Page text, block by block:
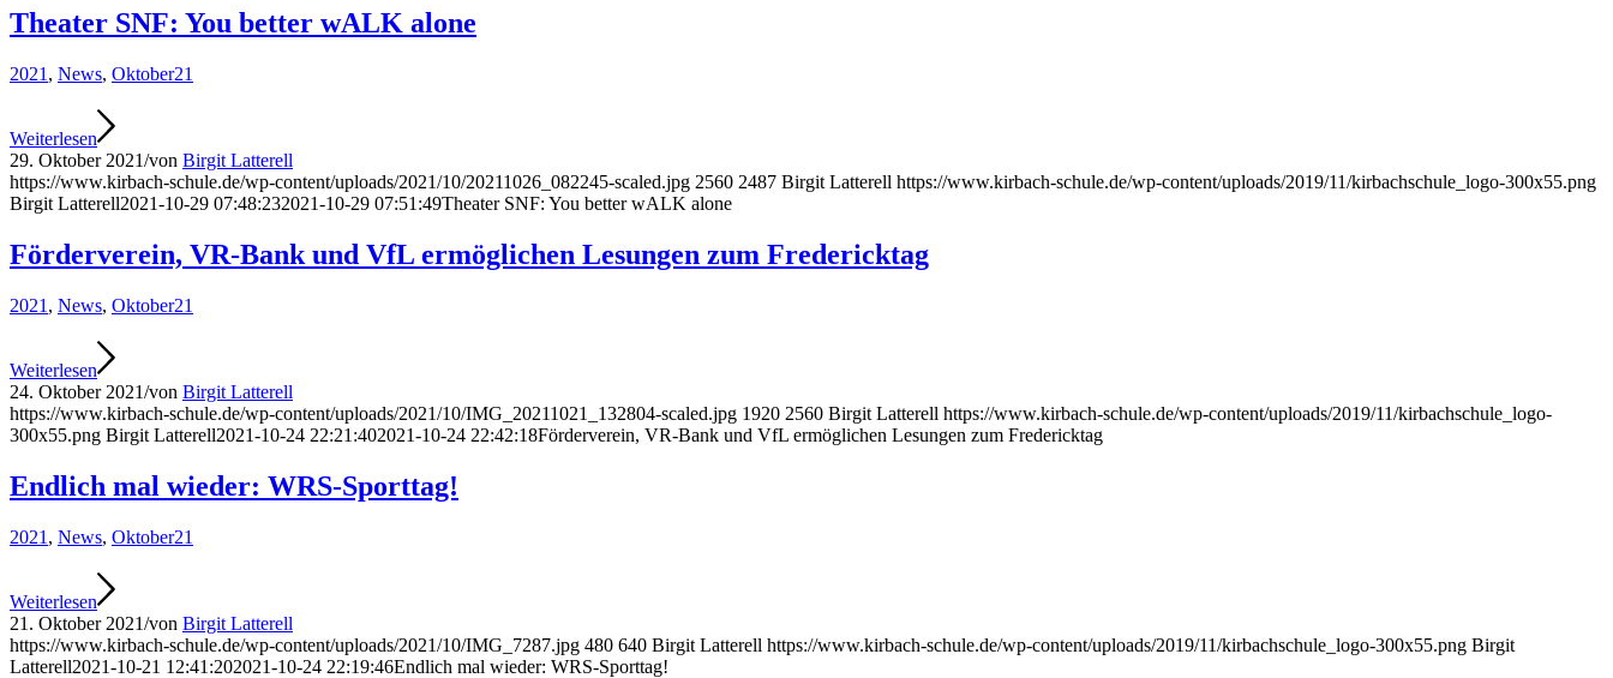
Theater SNF: You better wALK alone
2021 , News, Oktober21
Weiterlesen
29. Oktober 2021/von Birgit Latterell
https://www.kirbach-schule.de/wp-content/uploads/2021/10/20211026_082245-scaled.jpg 2560 2487 Birgit Latterell https://www.kirbach-schule.de/wp-content/uploads/2019/11/kirbachschule_logo-300x55.png
Birgit Latterell2021-10-29 07:48:232021-10-29 07:51:49Theater SNF: You better wALK alone
Förderverein, VR-Bank und VfL ermöglichen Lesungen zum Fredericktag
2021 , News, Oktober21
Weiterlesen
24. Oktober 2021/von Birgit Latterell
https://www.kirbach-schule.de/wp-content/uploads/2021/10/IMG_20211021_132804-scaled.jpg 1920 2560 Birgit Latterell https://www.kirbach-schule.de/wp-content/uploads/2019/11/kirbachschule_logo-
300x55.png Birgit Latterell2021-10-24 22:21:402021-10-24 22:42:18Förderverein, VR-Bank und VfL ermöglichen Lesungen zum Fredericktag
Endlich mal wieder: WRS-Sporttag!
2021 , News, Oktober21
Weiterlesen
21. Oktober 2021/von Birgit Latterell
https://www.kirbach-schule.de/wp-content/uploads/2021/10/IMG_7287.jpg 480 640 Birgit Latterell https://www.kirbach-schule.de/wp-content/uploads/2019/11/kirbachschule_logo-300x55.png Birgit
Latterell2021-10-21 12:41:202021-10-24 22:19:46Endlich mal wieder: WRS-Sporttag!